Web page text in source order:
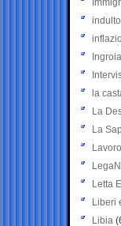
indulto
Ingroia
la
La
La
Lavoro
Letta
Liberi
Libia